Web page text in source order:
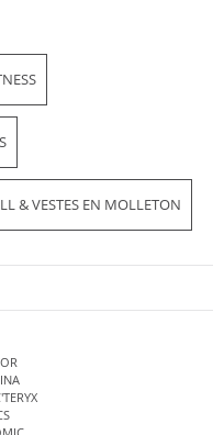
& VESTES EN MOLLETON